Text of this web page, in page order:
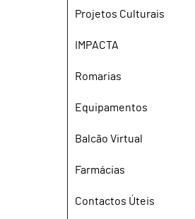
Projetos Culturais
IMPACTA
Romarias
Equipamentos
Balcão Virtual
Farmácias
Contactos Úteis